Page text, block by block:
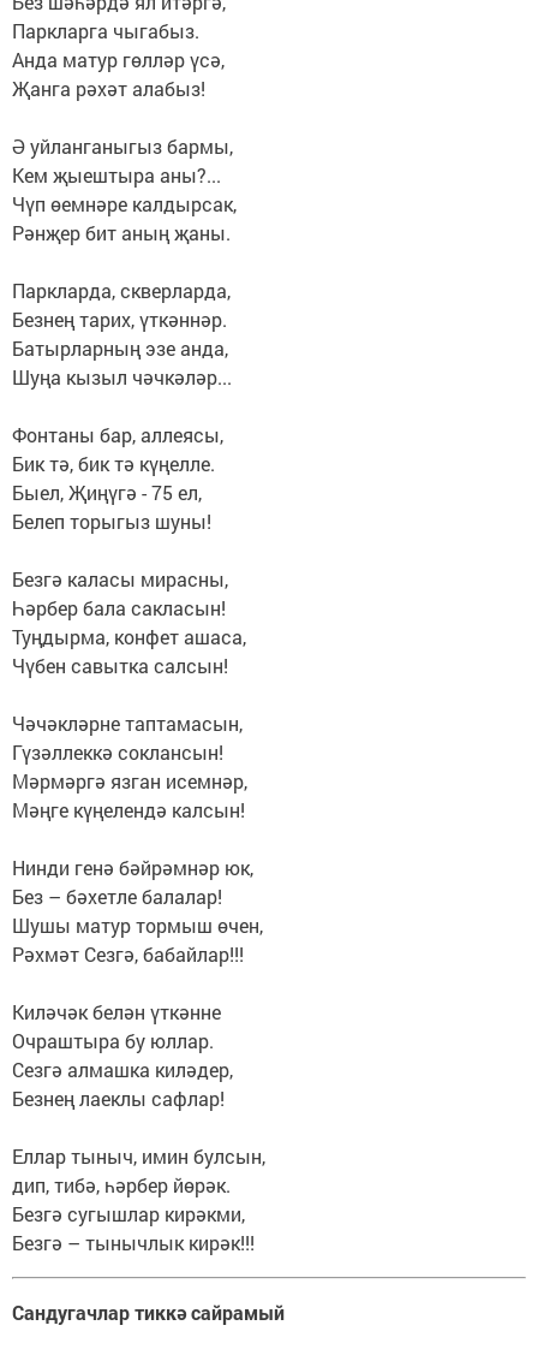
Паркларга чыгабыз.
Анда матур гөлләр үсә,
Җанга рәхәт алабыз!
Ә уйланганыгыз бармы,
Кем җыештыра аны?...
Чүп өемнәре калдырсак,
Рәнҗер бит аның җаны.
Паркларда, скверларда,
Безнең тарих, үткәннәр.
Батырларның эзе анда,
Шуңа кызыл чәчкәләр...
Фонтаны бар, аллеясы,
Бик тә, бик тә күңелле.
Быел, Җиңүгә - 75 ел,
Белеп торыгыз шуны!
Безгә каласы мирасны,
Һәрбер бала сакласын!
Туңдырма, конфет ашаса,
Чүбен савытка салсын!
Чәчәкләрне таптамасын,
Гүзәллеккә соклансын!
Мәрмәргә язган исемнәр,
Мәңге күңелендә калсын!
Нинди генә бәйрәмнәр юк,
Без – бәхетле балалар!
Шушы матур тормыш өчен,
Рәхмәт Сезгә, бабайлар!!!
Киләчәк белән үткәнне
Очраштыра бу юллар.
Сезгә алмашка киләдер,
Безнең лаеклы сафлар!
Еллар тыныч, имин булсын,
дип, тибә, һәрбер йөрәк.
Безгә сугышлар кирәкми,
Безгә – тынычлык кирәк!!!
Сандугачлар тиккә сайрамый